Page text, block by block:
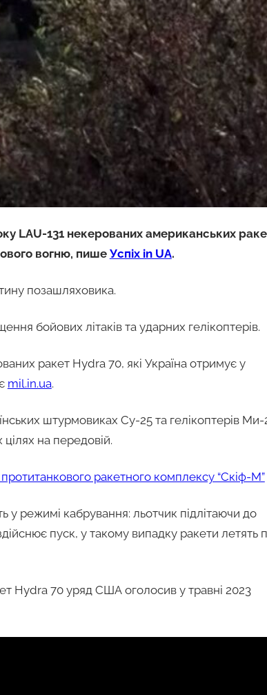
LAU-131 некерованих американських
вогню, пише Успіх in UA.
позашляховика.
бойових літаків та ударних гелікоптерів.
ракет Hydra 70, які Україна отримує у
mil.in.ua.
штурмовиках Су-25 та гелікоптерів Ми-
на передовій.
протитанкового ракетного комплексу “Скіф-М”
у режимі кабрування: льотчик підлітаючи до
пуск, у такому випадку ракети летять
Hydra 70 уряд США оголосив у травні 2023